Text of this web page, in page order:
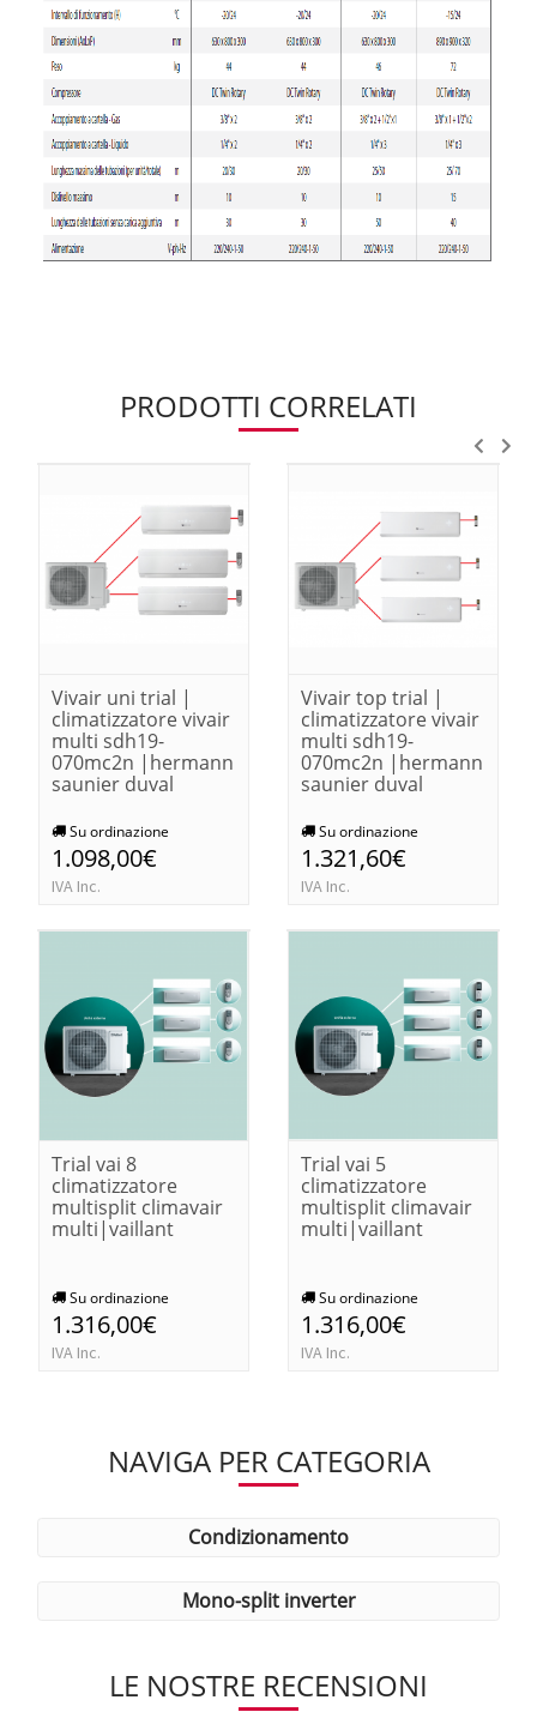
PRODOTTI CORRELATI
Vivair uni trial |
climatizzatore vivair
multi sdh19-
070mc2n |hermann
saunier duval
Su ordinazione
1.098,00€
IVA Inc.
Vivair top trial |
climatizzatore vivair
multi sdh19-
070mc2n |hermann
saunier duval
Su ordinazione
1.321,60€
IVA Inc.
Trial vai 8
climatizzatore
multisplit climavair
multi|vaillant
Su ordinazione
1.316,00€
IVA Inc.
Trial vai 5
climatizzatore
multisplit climavair
multi|vaillant
Su ordinazione
1.316,00€
IVA Inc.
NAVIGA PER CATEGORIA
condizionamento
mono-split inverter
LE NOSTRE RECENSIONI